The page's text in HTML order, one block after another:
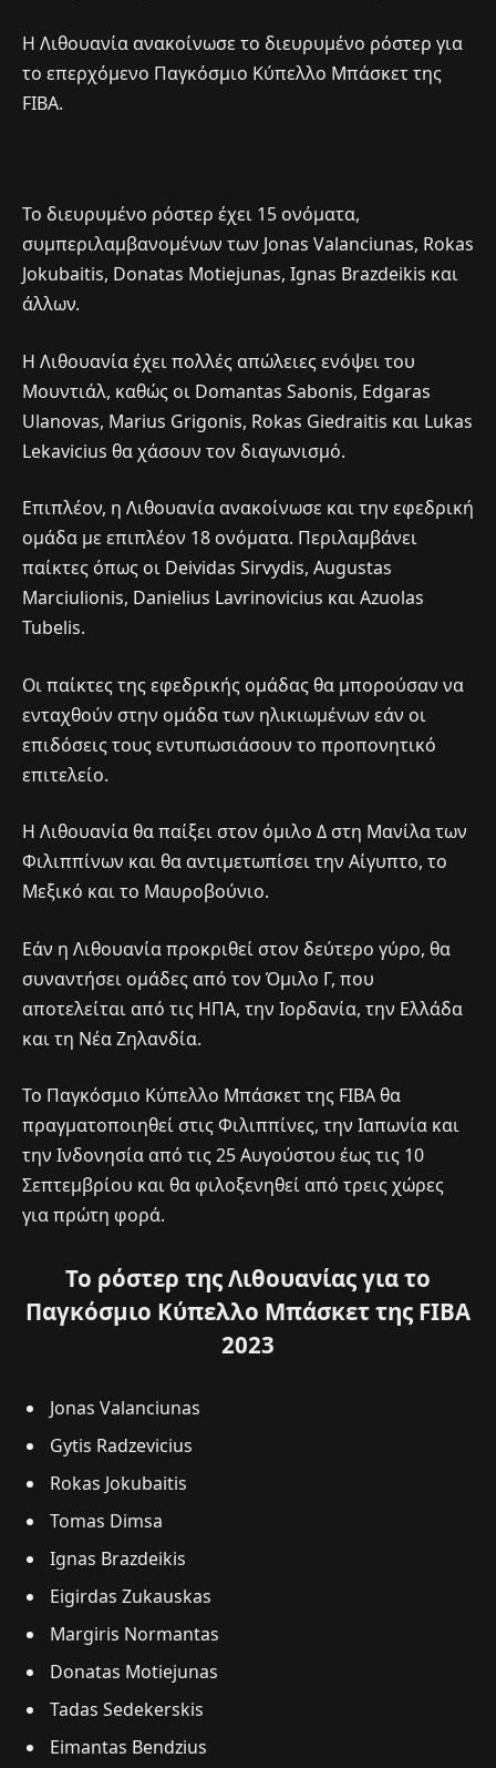
Η Λιθουανία ανακοίνωσε το διευρυμένο ρόστερ για
το επερχόμενο Παγκόσμιο Κύπελλο Μπάσκετ της
FIBA.
Το διευρυμένο ρόστερ έχει 15 ονόματα,
συμπεριλαμβανομένων των Jonas Valanciunas, Rokas
Jokubaitis, Donatas Motiejunas, Ignas Brazdeikis και
άλλων.
Η Λιθουανία έχει πολλές απώλειες ενόψει του
Μουντιάλ, καθώς οι Domantas Sabonis, Edgaras
Ulanovas, Marius Grigonis, Rokas Giedraitis και Lukas
Lekavicius θα χάσουν τον διαγωνισμό.
Επιπλέον, η Λιθουανία ανακοίνωσε και την εφεδρική
ομάδα με επιπλέον 18 ονόματα. Περιλαμβάνει
παίκτες όπως οι Deividas Sirvydis, Augustas
Marciulionis, Danielius Lavrinovicius και Azuolas
Tubelis.
Οι παίκτες της εφεδρικής ομάδας θα μπορούσαν να
ενταχθούν στην ομάδα των ηλικιωμένων εάν οι
επιδόσεις τους εντυπωσιάσουν το προπονητικό
επιτελείο.
Η Λιθουανία θα παίξει στον όμιλο Δ στη Μανίλα των
Φιλιππίνων και θα αντιμετωπίσει την Αίγυπτο, το
Μεξικό και το Μαυροβούνιο.
Εάν η Λιθουανία προκριθεί στον δεύτερο γύρο, θα
συναντήσει ομάδες από τον Όμιλο Γ, που
αποτελείται από τις ΗΠΑ, την Ιορδανία, την Ελλάδα
και τη Νέα Ζηλανδία.
Το Παγκόσμιο Κύπελλο Μπάσκετ της FIBA θα
πραγματοποιηθεί στις Φιλιππίνες, την Ιαπωνία και
την Ινδονησία από τις 25 Αυγούστου έως τις 10
Σεπτεμβρίου και θα φιλοξενηθεί από τρεις χώρες
για πρώτη φορά.
Το ρόστερ της Λιθουανίας για το
Παγκόσμιο Κύπελλο Μπάσκετ της FIBA
2023
Jonas Valanciunas
Gytis Radzevicius
Rokas Jokubaitis
Tomas Dimsa
Ignas Brazdeikis
Eigirdas Zukauskas
Margiris Normantas
Donatas Motiejunas
Tadas Sedekerskis
Eimantas Bendzius